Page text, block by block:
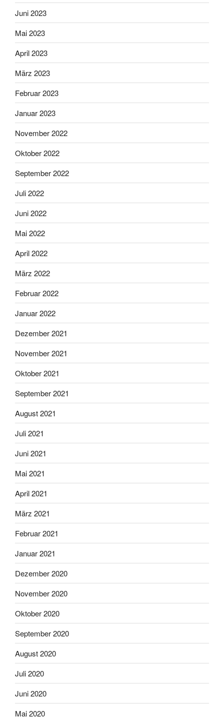
Juni 2023
Mai 2023
April 2023
März 2023
Februar 2023
Januar 2023
November 2022
Oktober 2022
September 2022
Juli 2022
Juni 2022
Mai 2022
April 2022
März 2022
Februar 2022
Januar 2022
Dezember 2021
November 2021
Oktober 2021
September 2021
August 2021
Juli 2021
Juni 2021
Mai 2021
April 2021
März 2021
Februar 2021
Januar 2021
Dezember 2020
November 2020
Oktober 2020
September 2020
August 2020
Juli 2020
Juni 2020
Mai 2020